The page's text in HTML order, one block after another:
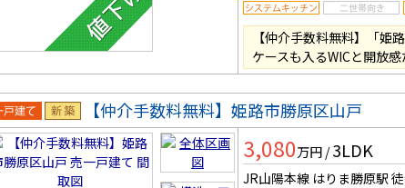
【仲介手数料無料】「姫
ケースも入るWICと開放
戸建 新築
【仲介手数料無料】姫路市勝原区山戸
3,080万円 / 3LDK
JR山陽本線 はりま勝原駅